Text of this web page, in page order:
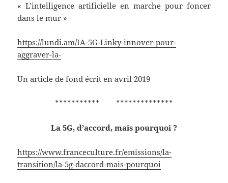
« L’intelligence artificielle en marche pour foncer
dans le mur »
https://lundi.am/IA-5G-Linky-innover-pour-
aggraver-la-
Un article de fond écrit en avril 2019
*********** **************
La 5G, d’accord, mais pourquoi ?
https://www.franceculture.fr/emissions/la-
transition/la-5g-daccord-mais-pourquoi